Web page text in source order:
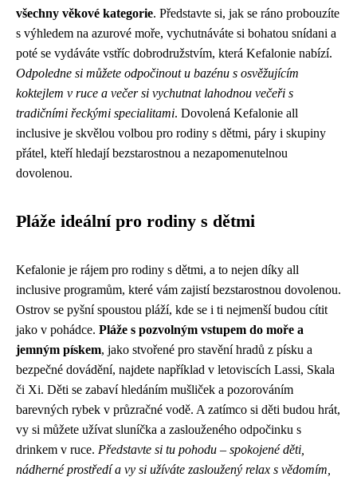
všechny věkové kategorie. Představte si, jak se ráno probouzíte
s výhledem na azurové moře, vychutnáváte si bohatou snídani a
poté se vydáváte vstříc dobrodružstvím, která Kefalonie nabízí.
Odpoledne si můžete odpočinout u bazénu s osvěžujícím
koktejlem v ruce a večer si vychutnat lahodnou večeři s
tradičními řeckými specialitami. Dovolená Kefalonie all
inclusive je skvělou volbou pro rodiny s dětmi, páry i skupiny
přátel, kteří hledají bezstarostnou a nezapomenutelnou
dovolenou.
Pláže ideální pro rodiny s dětmi
Kefalonie je rájem pro rodiny s dětmi, a to nejen díky all
inclusive programům, které vám zajistí bezstarostnou dovolenou.
Ostrov se pyšní spoustou pláží, kde se i ti nejmenší budou cítit
jako v pohádce. Pláže s pozvolným vstupem do moře a
jemným pískem, jako stvořené pro stavění hradů z písku a
bezpečné dovádění, najdete například v letoviscích Lassi, Skala
či Xi. Děti se zabaví hledáním mušliček a pozorováním
barevných rybek v průzračné vodě. A zatímco si děti budou hrát,
vy si můžete užívat sluníčka a zaslouženého odpočinku s
drinkem v ruce. Představte si tu pohodu – spokojené děti,
nádherné prostředí a vy si užíváte zasloužený relax s vědomím,